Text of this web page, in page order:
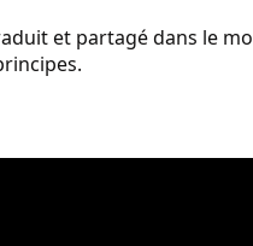
et partagé dans le